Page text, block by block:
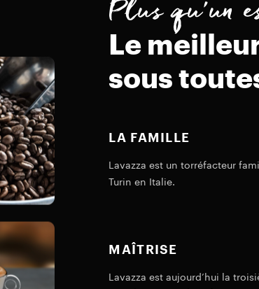
Plus qu’un
Le
sous
LA FAMILLE
Lavazza est un torréfacteur
Turin en Italie.
MAÎTRISE
Lavazza est aujourd’hui la